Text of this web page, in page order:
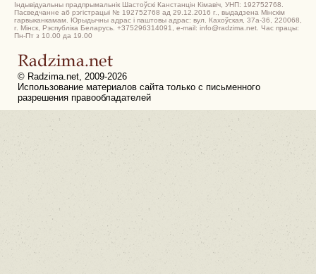
Індывідуальны прадпрымальнік Шастоўскі Канстанцін Кімавіч, УНП: 192752768.
Пасведчанне аб рэгістрацыі № 192752768 ад 29.12.2016 г., выдадзена Мінскім
гарвыканкамам. Юрыдычны адрас і паштовы адрас: вул. Кахоўская, 37а-36, 220068,
г. Мінск, Рэспубліка Беларусь. +375296314091, e-mail: info@radzima.net. Час працы:
Пн-Пт з 10.00 да 19.00
© Radzima.net, 2009-2026
Использование материалов сайта только с письменного
разрешения правообладателей